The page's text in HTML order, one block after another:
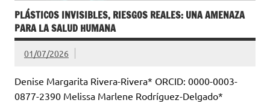
PLÁSTICOS INVISIBLES, RIESGOS REALES: UNA AMENAZA
PARA LA SALUD HUMANA
01/07/2026
Denise Margarita Rivera-Rivera* ORCID: 0000-0003-
0877-2390 Melissa Marlene Rodríguez-Delgado*